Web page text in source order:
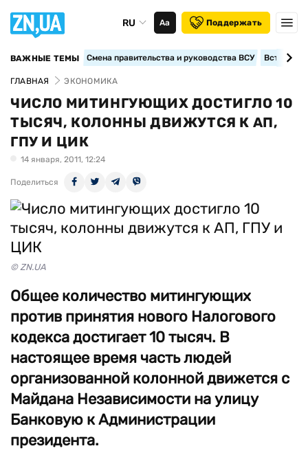
RU Аа Поддержать
ВАЖНЫЕ ТЕМЫ Смена правительства и руководства ВСУ
ГЛАВНАЯ ЭКОНОМИКА
ЧИСЛО МИТИНГУЮЩИХ ДОСТИГЛО 10
ТЫСЯЧ, КОЛОННЫ ДВИЖУТСЯ К АП,
ГПУ И ЦИК
14 января, 2011, 12:24
Поделиться
© ZN.UA
Общее количество митингующих
против принятия нового Налогового
кодекса достигает 10 тысяч. В
настоящее время часть людей
организованной колонной движется с
Майдана Независимости на улицу
Банковую к Администрации
президента.